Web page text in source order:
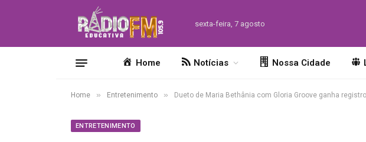
sexta-feira, 7 agosto
Home Notícias Nossa Cidade
Home » Entretenimento » Dueto de Maria Bethânia com Gloria Groove ganha
ENTRETENIMENTO